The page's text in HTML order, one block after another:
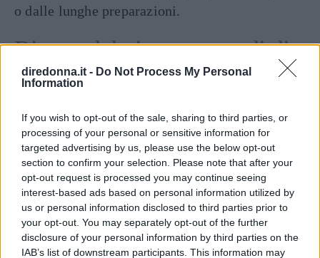
diredonna.it - Do Not Process My Personal
Information
If you wish to opt-out of the sale, sharing to third parties, or
processing of your personal or sensitive information for
targeted advertising by us, please use the below opt-out
section to confirm your selection. Please note that after your
opt-out request is processed you may continue seeing
interest-based ads based on personal information utilized by
us or personal information disclosed to third parties prior to
your opt-out. You may separately opt-out of the further
disclosure of your personal information by third parties on the
IAB’s list of downstream participants. This information may
o dalle lunghe preparazioni.
Ricette del giorno: metodi di
cottura
I metodi di cottura sono fondamentali per
garantire ai propri pasti quella leggerezza di cui
il corpo ha bisogno quotidianamente. Le ricette
del giorno perfette prevedono questotipo di
cotture:
al vapore,